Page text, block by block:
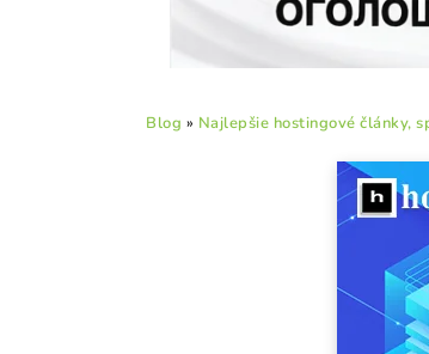
Blog » Najlepšie hostingové články,